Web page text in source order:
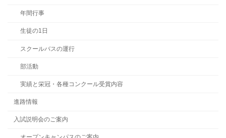
年間行事
生徒の1日
スクールバスの運行
部活動
実績と栄冠・各種コンクール受賞内容
進路情報
入試説明会のご案内